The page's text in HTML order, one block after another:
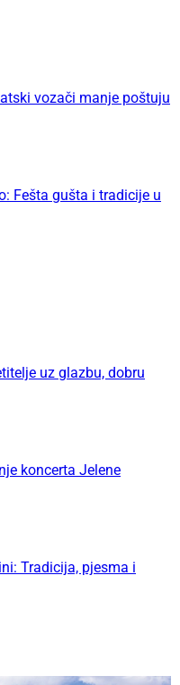
vozači manje poštuju
Fešta gušta i tradicije u
uz glazbu, dobru
koncerta Jelene
Tradicija, pjesma i